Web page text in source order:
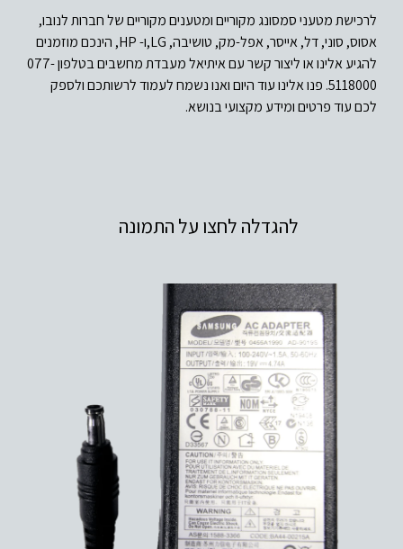
לרכישת מטעני סמסונג מקוריים ומטענים מקוריים של חברות לנובו,
אסוס, סוני, דל, אייסר, אפל-מק, טושיבה, LG,ו- HP, הינכם מוזמנים
להגיע אלינו או ליצור קשר עם איתיאל מעבדת מחשבים בטלפון 077-
5118000. פנו אלינו עוד היום ואנו נשמח לעמוד לרשותכם ולספק
לכם עוד פרטים ומידע מקצועי בנושא.
להגדלה לחצו על התמונה